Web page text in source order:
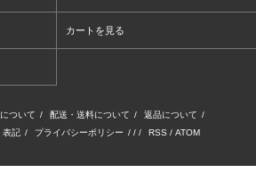
カートを見る
ついて / 配送・送料について / 返品について /
表記 / プライバシーポリシー / / / RSS / ATOM